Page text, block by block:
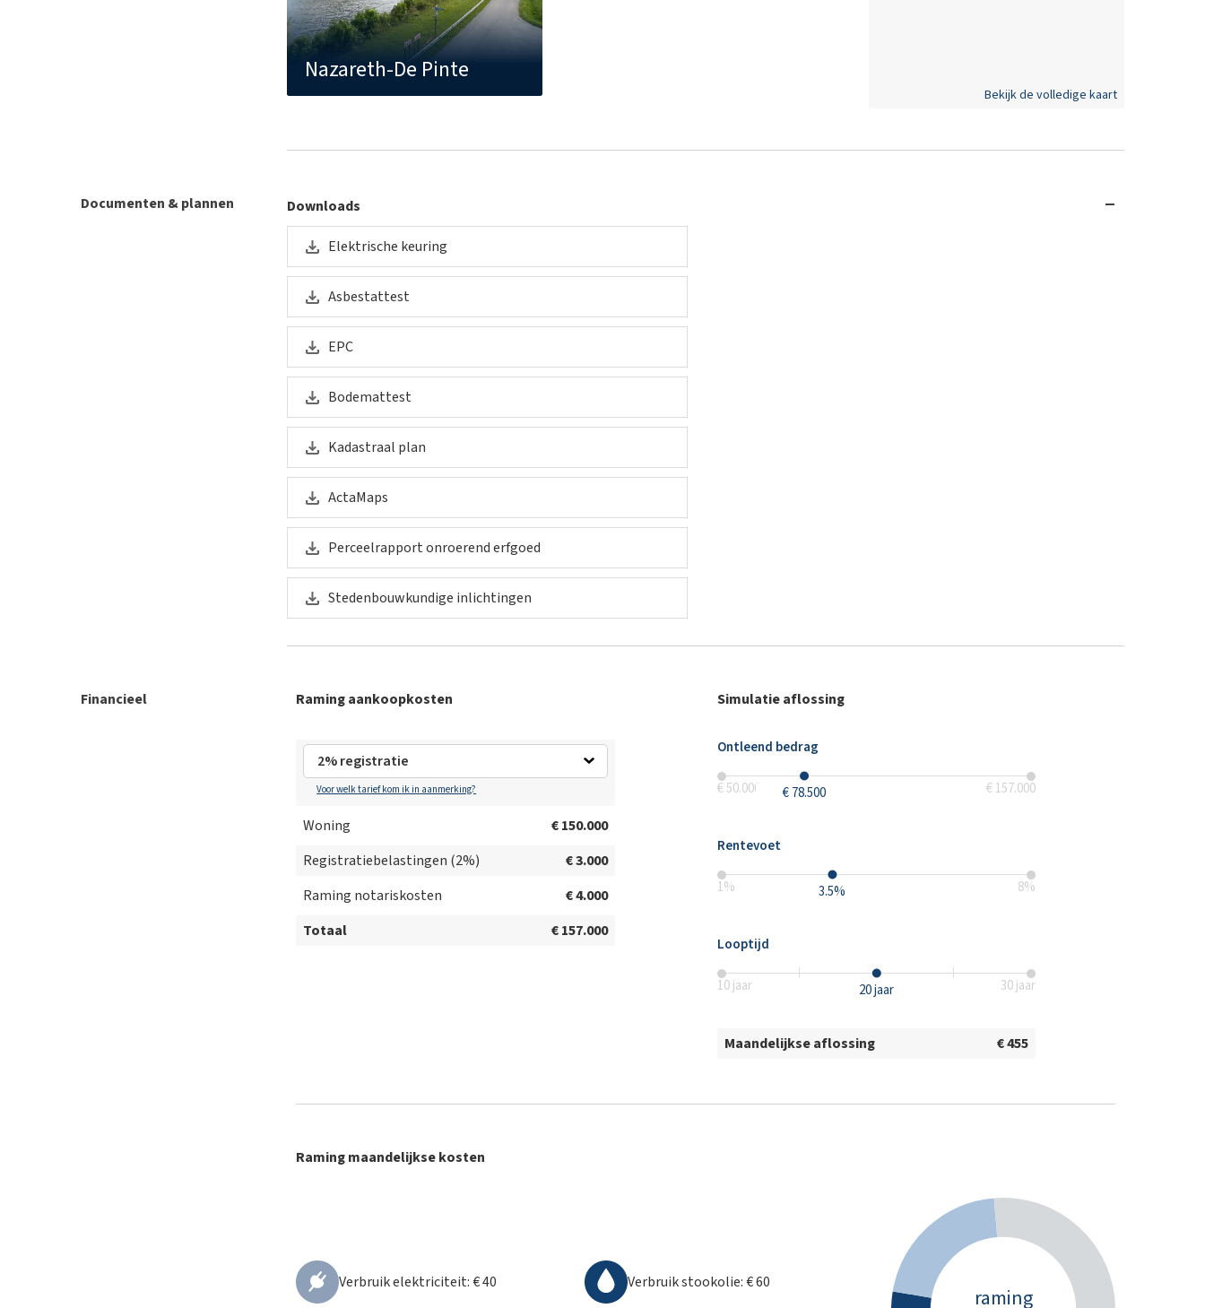
Nazareth-De Pinte
Bekijk de volledige kaart
Documenten & plannen Downloads
Elektrische keuring
Asbestattest
EPC
Bodemattest
Kadastraal plan
ActaMaps
Perceelrapport onroerend erfgoed
Stedenbouwkundige inlichtingen
Financieel Raming aankoopkosten
Voor welk tarief kom ik in aanmerking?
Woning
€ 150.000
Registratiebelastingen (2%)
€ 3.000
Raming notariskosten
€ 4.000
Totaal
€ 157.000
Simulatie aflossing
Ontleend bedrag
€ 50.000 € 78.500 € 157.000
Rentevoet
1% 3.5% 8%
Looptijd
10jaar 20jaar 30jaar
Maandelijkse aflossing € 455
Raming maandelijkse kosten
Verbruik elektriciteit:€ 40 Verbruik stookolie:€ 60
raming